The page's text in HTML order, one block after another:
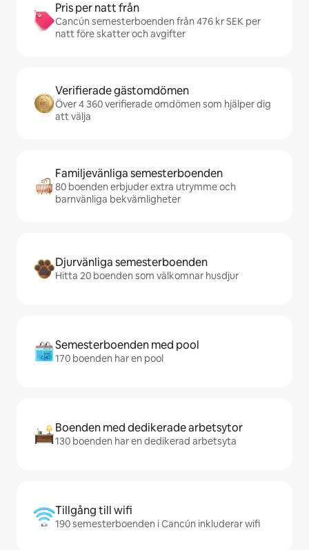
Pris per natt från
Cancún semesterboenden från 476 kr SEK per
natt före skatter och avgifter
Verifierade gästomdömen
Över 4 360 verifierade omdömen som hjälper dig
att välja
Familjevänliga semesterboenden
80 boenden erbjuder extra utrymme och
barnvänliga bekvämligheter
Djurvänliga semesterboenden
Hitta 20 boenden som välkomnar husdjur
Semesterboenden med pool
170 boenden har en pool
Boenden med dedikerade arbetsytor
130 boenden har en dedikerad arbetsyta
Tillgång till wifi
190 semesterboenden i Cancún inkluderar wifi